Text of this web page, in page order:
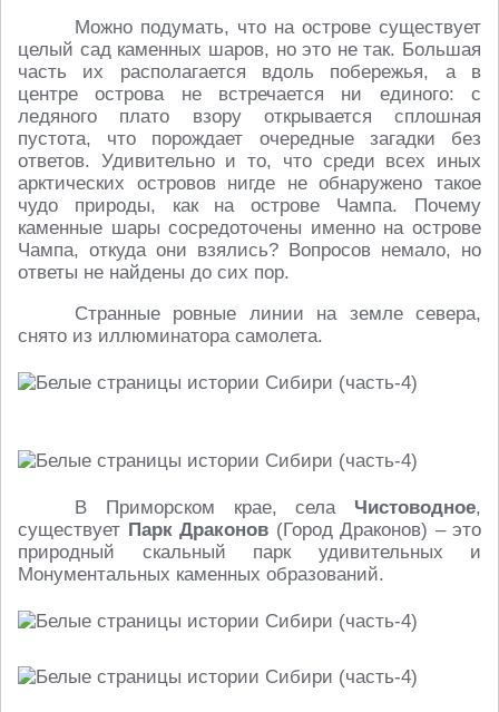
Можно подумать, что на острове существует
целый сад каменных шаров, но это не так. Большая
часть их располагается вдоль побережья, а в
центре острова не встречается ни единого: с
ледяного плато взору открывается сплошная
пустота, что порождает очередные загадки без
ответов. Удивительно и то, что среди всех иных
арктических островов нигде не обнаружено такое
чудо природы, как на острове Чампа. Почему
каменные шары сосредоточены именно на острове
Чампа, откуда они взялись? Вопросов немало, но
ответы не найдены до сих пор.
Странные ровные линии на земле севера,
снято из иллюминатора самолета.
В Приморском крае, села Чистоводное,
существует Парк Драконов (Город Драконов) – это
природный скальный парк удивительных и
Монументальных каменных образований.